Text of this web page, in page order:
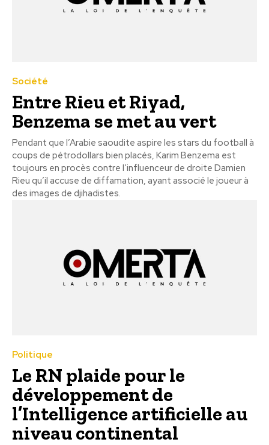
Société
Entre Rieu et Riyad,
Benzema se met au vert
Pendant que l’Arabie saoudite aspire les stars du football à
coups de pétrodollars bien placés, Karim Benzema est
toujours en procès contre l’influenceur de droite Damien
Rieu qu’il accuse de diffamation, ayant associé le joueur à
des images de djihadistes.
Politique
Le RN plaide pour le
développement de
l’Intelligence artificielle au
niveau continental